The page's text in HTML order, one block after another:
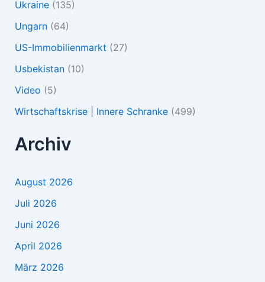
Ukraine(135)
Ungarn(64)
US-Immobilienmarkt (27)
Usbekistan(10)
Video (5)
Wirtschaftskrise | Innere Schranke(499)
Archiv
August 2026
Juli 2026
Juni 2026
April 2026
März 2026